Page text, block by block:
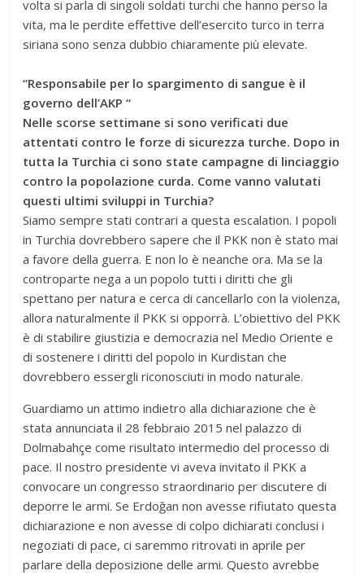
volta si parla di singoli soldati turchi che hanno perso la
vita, ma le perdite effettive dell’esercito turco in terra
siriana sono senza dubbio chiaramente più elevate.
“Responsabile per lo spargimento di sangue è il
governo dell’AKP “
Nelle scorse settimane si sono verificati due
attentati contro le forze di sicurezza turche. Dopo in
tutta la Turchia ci sono state campagne di linciaggio
contro la popolazione curda. Come vanno valutati
questi ultimi sviluppi in Turchia?
Siamo sempre stati contrari a questa escalation. I popoli
in Turchia dovrebbero sapere che il PKK non è stato mai
a favore della guerra. E non lo è neanche ora. Ma se la
controparte nega a un popolo tutti i diritti che gli
spettano per natura e cerca di cancellarlo con la violenza,
allora naturalmente il PKK si opporrà. L’obiettivo del PKK
è di stabilire giustizia e democrazia nel Medio Oriente e
di sostenere i diritti del popolo in Kurdistan che
dovrebbero essergli riconosciuti in modo naturale.
Guardiamo un attimo indietro alla dichiarazione che è
stata annunciata il 28 febbraio 2015 nel palazzo di
Dolmabahçe come risultato intermedio del processo di
pace. Il nostro presidente vi aveva invitato il PKK a
convocare un congresso straordinario per discutere di
deporre le armi. Se Erdoğan non avesse rifiutato questa
dichiarazione e non avesse di colpo dichiarati conclusi i
negoziati di pace, ci saremmo ritrovati in aprile per
parlare della deposizione delle armi. Questo avrebbe